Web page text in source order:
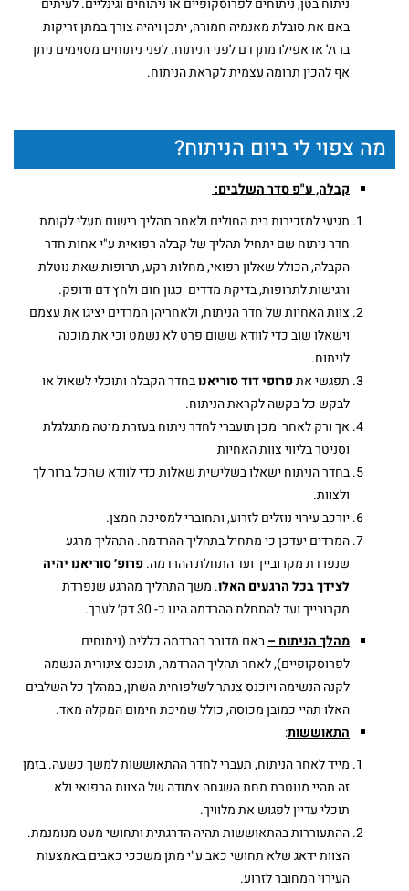
ניתוח בטן, ניתוחים לפרוסקופיים או ניתוחים וגינליים. לעיתים
באם את סובלת מאנמיה חמורה, יתכן ויהיה צורך במתן זריקות
ברזל או אפילו מתן דם לפני הניתוח. לפני ניתוחים מסוימים ניתן
אף להכין תרומה עצמית לקראת הניתוח.
מה צפוי לי ביום הניתוח?
קבלה, ע"פ סדר השלבים:
תגיעי למזכירות בית החולים ולאחר תהליך רישום תעלי לקומת
חדר ניתוח שם יתחיל תהליך של קבלה רפואית ע"י אחות חדר
הקבלה, הכולל שאלון רפואי, מחלות רקע, תרופות שאת נוטלת
ורגישות לתרופות, בדיקת מדדים כגון חום ולחץ דם ודופק.
צוות האחיות של חדר הניתוח, ולאחריהן המרדים יציגו את עצמם
וישאלו שוב כדי לוודא ששום פרט לא נשמט וכי את מוכנה
לניתוח.
תפגשי אתפרופי דוד סוריאנובחדר הקבלה ותוכלי לשאול או
לבקש כל בקשה לקראת הניתוח.
אך ורק לאחר מכן תועברי לחדר ניתוח בעזרת מיטה מתגלגלת
וסניטר בליווי צוות האחיות
בחדר הניתוח ישאלו בשלישית שאלות כדי לוודא שהכל ברור לך
ולצוות.
יורכב עירוי נוזלים לזרוע, ותחוברי למסיכת חמצן.
המרדים יעדכן כי מתחיל בתהליך ההרדמה. התהליך מרגע
שנפרדת מקרובייך ועד התחלת ההרדמה.פרופ׳ סוריאנויהיה
לצידך בכל הרגעים האלו. משך התהליך מהרגע שנפרדת
מקרובייך ועד להתחלת ההרדמה הינו כ- 30 דק׳ לערך.
מהלך הניתוח –באם מדובר בהרדמה כללית (ניתוחים
לפרוסקופיים), לאחר תהליך ההרדמה, תוכנס צינורית הנשמה
לקנה הנשימה ויוכנס צנתר לשלפוחית השתן, במהלך כל השלבים
האלו תהיי כמובן מכוסה, כולל שמיכת חימום המקלה מאד.
התאוששות:
מייד לאחר הניתוח, תעברי לחדר ההתאוששות למשך כשעה. בזמן
זה תהיי מנוטרת תחת השגחה צמודה של הצוות הרפואי ולא
תוכלי עדיין לפגוש את מלוויך.
ההתעוררות בהתאוששות תהיה הדרגתית ותחושי מעט מנומנמת.
הצוות ידאג שלא תחושי כאב ע"י מתן משככי כאבים באמצעות
העירוי המחובר לזרוע.